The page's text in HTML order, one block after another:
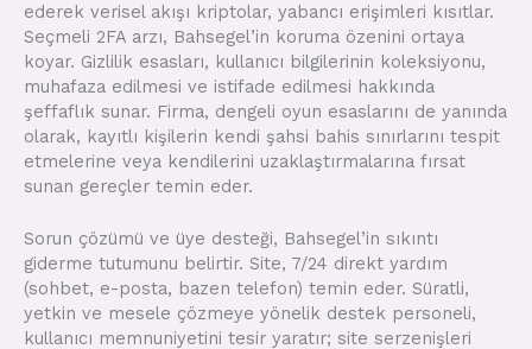
ederek verisel akışı kriptolar, yabancı erişimleri kısıtlar.
Seçmeli 2FA arzı, Bahsegel’in koruma özenini ortaya
koyar. Gizlilik esasları, kullanıcı bilgilerinin koleksiyonu,
muhafaza edilmesi ve istifade edilmesi hakkında
şeffaflık sunar. Firma, dengeli oyun esaslarını de yanında
olarak, kayıtlı kişilerin kendi şahsi bahis sınırlarını tespit
etmelerine veya kendilerini uzaklaştırmalarına fırsat
sunan gereçler temin eder.
Sorun çözümü ve üye desteği, Bahsegel’in sıkıntı
giderme tutumunu belirtir. Site, 7/24 direkt yardım
(sohbet, e-posta, bazen telefon) temin eder. Süratli,
yetkin ve mesele çözmeye yönelik destek personeli,
kullanıcı memnuniyetini tesir yaratır; site serzenişleri